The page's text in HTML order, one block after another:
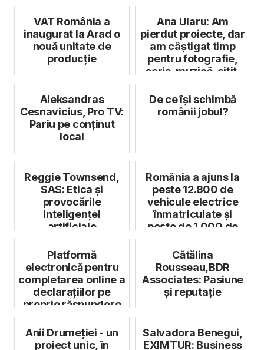
VAT România a
inaugurat la Arad o
nouă unitate de
producție
Ana Ularu: Am
pierdut proiecte, dar
am câștigat timp
pentru fotografie,
scris, muzică, citit.
Aleksandras
Cesnavicius, Pro TV:
Pariu pe conținut
local
De ce își schimbă
românii jobul?
Reggie Townsend,
SAS: Etica și
provocările
inteligenței
artificiale
România a ajuns la
peste 12.800 de
vehicule electrice
înmatriculate și
peste de 1.000 de
Platformă
electronică pentru
completarea online a
declarațiilor pe
proprie răspundere
Cătălina
Rousseau,BDR
Associates: Pasiune
și reputație
Anii Drumeției - un
proiect unic, în
Salvadora Benegui,
EXIMTUR: Business